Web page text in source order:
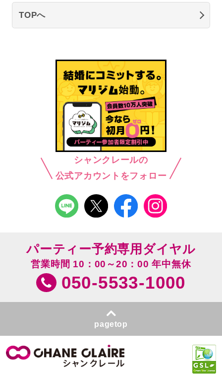
TOPへ
シャンクレールの
公式アカウントをフォロー
パーティー予約専用ダイヤル
営業時間 10：00～20：00 年中無休
050-5533-1000
pagetop